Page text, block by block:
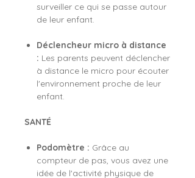
surveiller ce qui se passe autour
de leur enfant.
Déclencheur micro à distance
: Les parents peuvent déclencher
à distance le micro pour écouter
l'environnement proche de leur
enfant.
SANTÉ
Podomètre : Grâce au
compteur de pas, vous avez une
idée de l'activité physique de